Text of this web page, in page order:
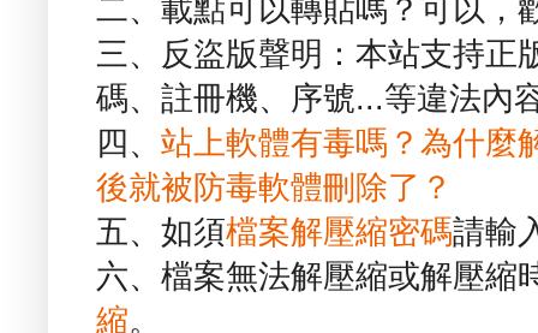
二、載點可以轉貼嗎？可以，
三、反盜版聲明：本站支持正
碼、註冊機、序號...等違法內
四、 站上軟體有毒嗎？為什麼
後就被防毒軟體刪除了？
五、如須檔案解壓縮密碼請輸
六、檔案無法解壓縮或解壓縮
縮。